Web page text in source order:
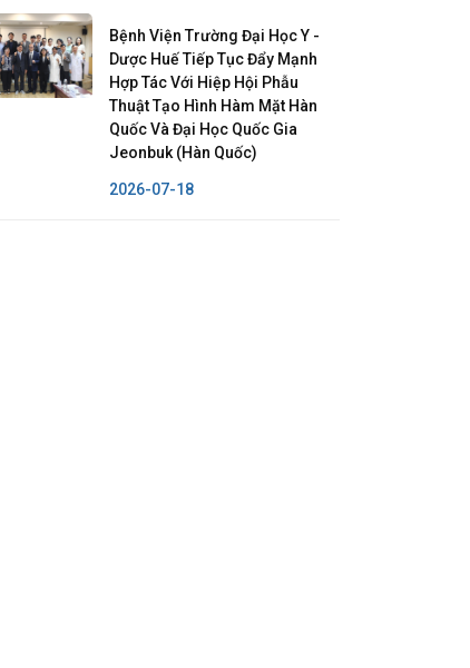
Bệnh Viện Trường Đại Học Y -
Dược Huế Tiếp Tục Đẩy Mạnh
Hợp Tác Với Hiệp Hội Phẫu
Thuật Tạo Hình Hàm Mặt Hàn
Quốc Và Đại Học Quốc Gia
Jeonbuk (Hàn Quốc)
2026-07-18